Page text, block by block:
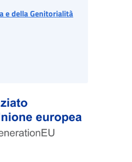
e della Genitorialità